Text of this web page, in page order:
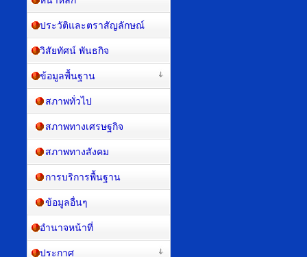
ประวัติและตราสัญลักษณ์
วิสัยทัศน์ พันธกิจ
ข้อมูลพื้นฐาน
สภาพทั่วไป
สภาพทางเศรษฐกิจ
สภาพทางสังคม
การบริการพื้นฐาน
ข้อมูลอื่นๆ
อำนาจหน้าที่
ประกาศ